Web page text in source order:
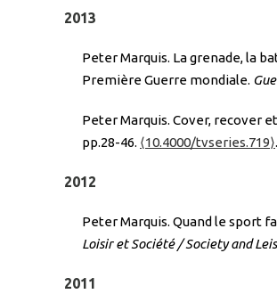
2013
Peter Marquis. La grenade, la
Première Guerre mondiale.
Peter Marquis. Cover, recover
pp.28-46. ⟨10.4000/tvseries.719⟩.
2012
Peter Marquis. Quand le sport
Loisir et Société / Society and
2011